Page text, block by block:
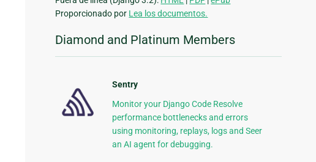
Proporcionado por Lea los documentos.
Diamond and Platinum Members
Sentry
Monitor your Django Code Resolve
performance bottlenecks and errors
using monitoring, replays, logs and Seer
an AI agent for debugging.